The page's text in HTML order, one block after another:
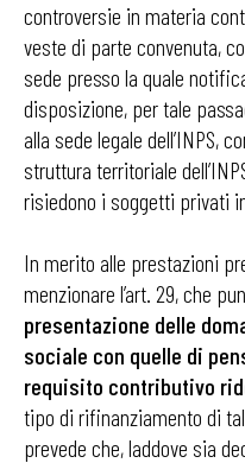
controversie in materia
veste di parte convenuta,
sede presso la quale
disposizione, per tale
alla sede legale dell’INPS,
struttura territoriale
risiedono i soggetti privati
In merito alle prestazioni
menzionare l’art. 29, che
presentazione delle
sociale con quelle di
requisito contributivo
tipo di rifinanziamento di
prevede che, laddove sia